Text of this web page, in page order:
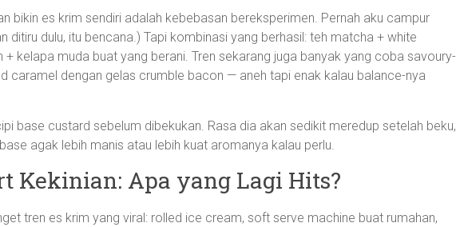
bikin es krim sendiri adalah kebebasan bereksperimen. Pernah aku campur
ditiru dulu, itu bencana.) Tapi kombinasi yang berhasil: teh matcha + white
+ kelapa muda buat yang berani. Tren sekarang juga banyak yang coba savoury-
caramel dengan gelas crumble bacon — aneh tapi enak kalau balance-nya
base custard sebelum dibekukan. Rasa dia akan sedikit meredup setelah beku,
agak lebih manis atau lebih kuat aromanya kalau perlu.
Kekinian: Apa yang Lagi Hits?
tren es krim yang viral: rolled ice cream, soft serve machine buat rumahan,